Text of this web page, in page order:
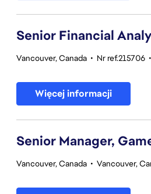
Senior Financial
Vancouver, Canada • Nr ref.215706 •
Więcej informacji
Senior Manager,
Vancouver, Canada • Vancouver,